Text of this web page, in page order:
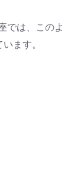
では、このよ
ます。